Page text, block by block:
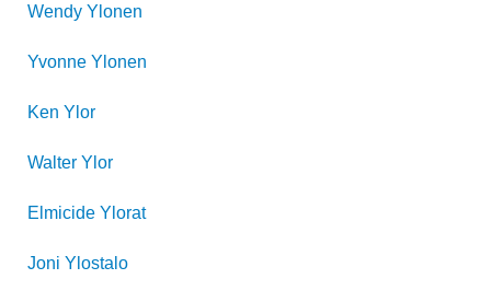
Wendy Ylonen
Yvonne Ylonen
Ken Ylor
Walter Ylor
Elmicide Ylorat
Joni Ylostalo